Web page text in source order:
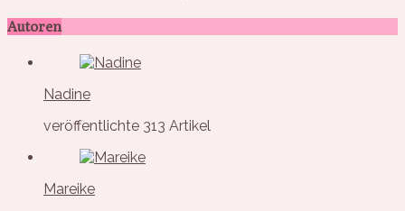
Autoren
Nadine
veröffentlichte 313 Artikel
Mareike